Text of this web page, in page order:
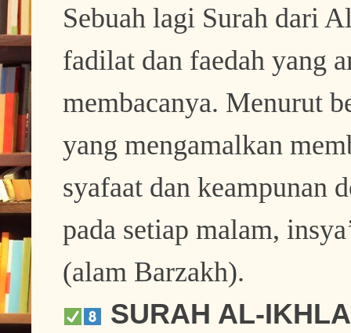
Sebuah lagi Surah dari
fadilat dan faedah yang
membacanya. Menurut
yang mengamalkan
syafaat dan keampunan
pada setiap malam,
(alam Barzakh).
SURAH AL-